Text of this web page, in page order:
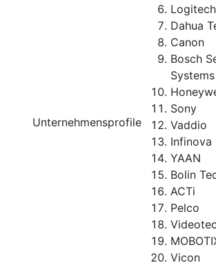
Unternehmensprofile
Logitech
Dahua
Canon
Bosch
Systems
Sony
Vaddio
Infinova
YAAN
Bolin
ACTi
Pelco
Videotec
Vicon